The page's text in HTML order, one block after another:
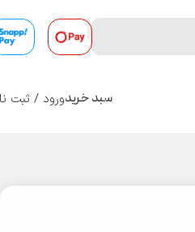
0
سبد خریدورود / ثبت